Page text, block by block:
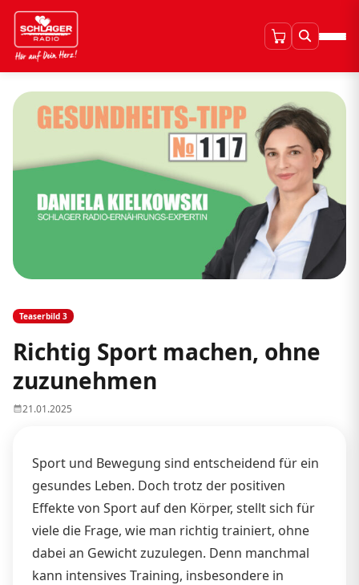
Teaserbild 3
Richtig Sport machen, ohne
zuzunehmen
21.01.2025
Sport und Bewegung sind entscheidend für ein
gesundes Leben. Doch trotz der positiven
Effekte von Sport auf den Körper, stellt sich für
viele die Frage, wie man richtig trainiert, ohne
dabei an Gewicht zuzulegen. Denn manchmal
kann intensives Training, insbesondere in